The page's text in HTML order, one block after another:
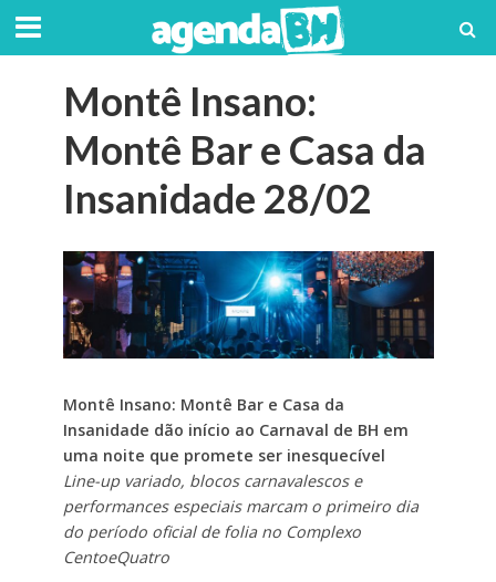
Montê Insano:
Montê Bar e Casa da
Insanidade 28/02
Montê Insano: Montê Bar e Casa da
Insanidade dão início ao Carnaval de BH em
uma noite que promete ser inesquecível
Line-up variado, blocos carnavalescos e
performances especiais marcam o primeiro dia
do período oficial de folia no Complexo
CentoeQuatro